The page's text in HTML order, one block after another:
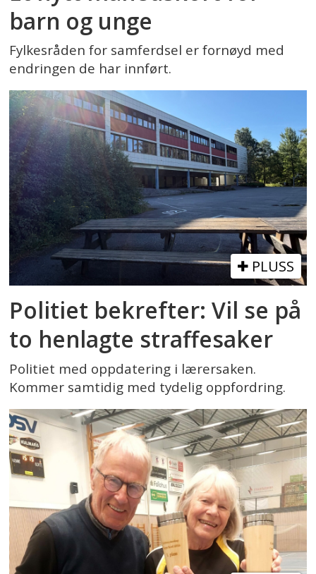
barn og unge
Fylkesråden for samferdsel er fornøyd med
endringen de har innført.
PLUSS
Politiet bekrefter: Vil se på
to henlagte straffesaker
Politiet med oppdatering i lærersaken.
Kommer samtidig med tydelig oppfordring.